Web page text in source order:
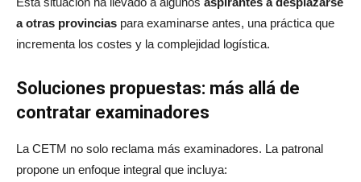
a otras provincias para examinarse antes, una práctica que
incrementa los costes y la complejidad logística.
Soluciones propuestas: más allá de
contratar examinadores
La CETM no solo reclama más examinadores. La patronal
propone un enfoque integral que incluya: